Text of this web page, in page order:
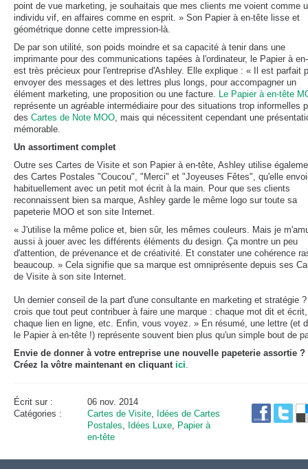
point de vue marketing, je souhaitais que mes clients me voient comme
individu vif, en affaires comme en esprit. » Son Papier à en-tête lisse et
géométrique donne cette impression-là.
De par son utilité, son poids moindre et sa capacité à tenir dans une
imprimante pour des communications tapées à l'ordinateur, le Papier à
est très précieux pour l'entreprise d'Ashley. Elle explique : « Il est parfait
envoyer des messages et des lettres plus longs, pour accompagner un
élément marketing, une proposition ou une facture. Le Papier à en-tête
représente un agréable intermédiaire pour des situations trop informelles
des Cartes de Note MOO, mais qui nécessitent cependant une
mémorable.
Un assortiment complet
Outre ses Cartes de Visite et son Papier à en-tête, Ashley utilise
des Cartes Postales "Coucou", "Merci" et "Joyeuses Fêtes", qu'elle
habituellement avec un petit mot écrit à la main. Pour que ses clients
reconnaissent bien sa marque, Ashley garde le même logo sur toute sa
papeterie MOO et son site Internet.
« J'utilise la même police et, bien sûr, les mêmes couleurs. Mais je
aussi à jouer avec les différents éléments du design. Ça montre un peu
d'attention, de prévenance et de créativité. Et constater une cohérence
beaucoup. » Cela signifie que sa marque est omniprésente depuis ses
de Visite à son site Internet.
Un dernier conseil de la part d'une consultante en marketing et stratégie
crois que tout peut contribuer à faire une marque : chaque mot dit et écrit,
chaque lien en ligne, etc. Enfin, vous voyez. » En résumé, une lettre (et
le Papier à en-tête !) représente souvent bien plus qu'un simple bout de
Envie de donner à votre entreprise une nouvelle papeterie assortie ?
Créez la vôtre maintenant en cliquant ici.
Écrit sur :
06 nov. 2014
Catégories :
Cartes de Visite, Idées de Cartes
Postales, Idées Luxe, Papier à
en-tête